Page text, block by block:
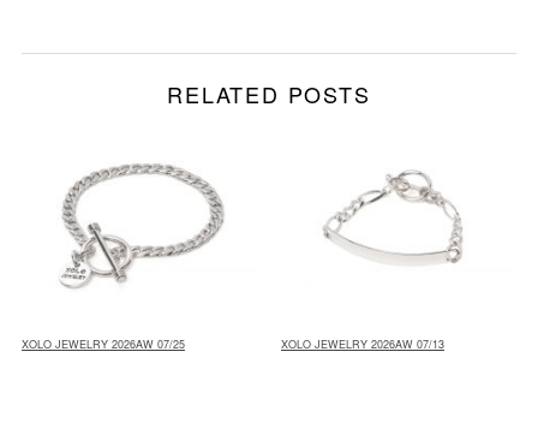
RELATED POSTS
XOLO JEWELRY 2026AW 07/25 XOLO JEWELRY 2026AW 07/13